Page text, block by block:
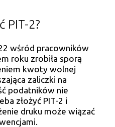
PIT-2?
wśród pracowników
roku zrobiła sporą
kwoty wolnej
zaliczki na
podatników nie
złożyć PIT-2 i
druku może wiązać